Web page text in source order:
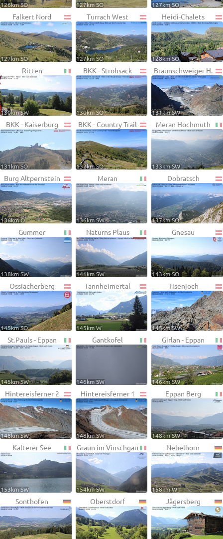
126km SO 127km SO 127km SO
Falkert Nord
127km SO
Turrach West
127km SO
Heidi-Chalets
128km SO
Ritten
130km SW
BKK - Strohsack
130km SO
Braunschweiger H.
131km SW
BKK - Kaiserburg
131km SO
BKK - Country Trail
132km SO
Meran Hochmuth
133km SW
Burg Altpernstein
136km O
Meran
136km SW
Dobratsch
137km SO
Gummer
138km SW
Naturns Plaus
141km SW
Gnesau
143km SO
Ossiacherberg
145km SO
Tannheimertal
145km W
Tisenjoch
145km SW
St.Pauls - Eppan
145km SW
Gantkofel
146km SW
Girlan - Eppan
146km SW
Hintereisferner 2
148km SW
Hintereisferner 1
148km SW
Eppan Berg
148km SW
Kalterer See
153km SW
Graun im Vinschgau
154km SW
Nebelhorn
158km W
Sonthofen Oberstdorf Jägersberg